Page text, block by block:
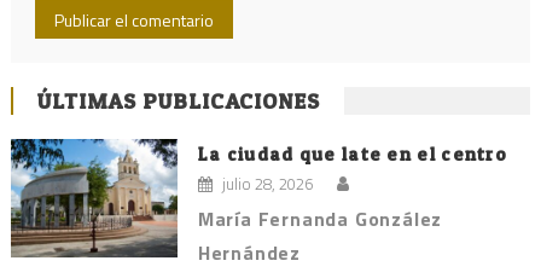
ÚLTIMAS PUBLICACIONES
La ciudad que late en el centro
julio 28, 2026
María Fernanda González
Hernández